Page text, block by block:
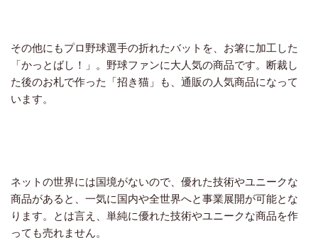
その他にもプロ野球選手の折れたバットを、お箸に加工した
「かっとばし！」。野球ファンに大人気の商品です。断裁し
た後のお札で作った「招き猫」も、通販の人気商品になって
います。
ネットの世界には国境がないので、優れた技術やユニークな
商品があると、一気に国内や全世界へと事業展開が可能とな
ります。とは言え、単純に優れた技術やユニークな商品を作
っても売れません。